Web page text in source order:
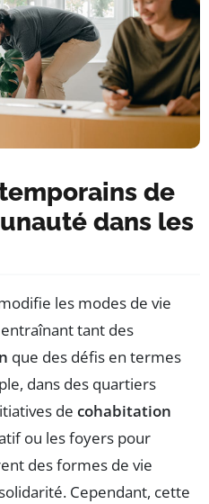
de
dans les
les modes de vie
tant des
que des défis en termes
dans des quartiers
de cohabitation
ou les foyers pour
des formes de vie
Cependant, cette